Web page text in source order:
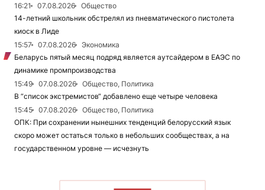
16:21
07.08.2026
Общество
14-летний школьник обстрелял из пневматического пистолета
киоск в Лиде
15:57
07.08.2026
Экономика
Беларусь пятый месяц подряд является аутсайдером в ЕАЭС по
динамике промпроизводства
15:49
07.08.2026
Общество, Политика
В “список экстремистов“ добавлено еще четыре человека
15:45
07.08.2026
Общество, Политика
ОПК: При сохранении нынешних тенденций белорусский язык
скоро может остаться только в небольших сообществах, а на
государственном уровне — исчезнуть